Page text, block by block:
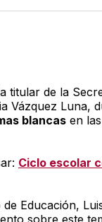
titular de la
Vázquez Luna,
blancasen las
Ciclo escolar
Educación,
sobre este